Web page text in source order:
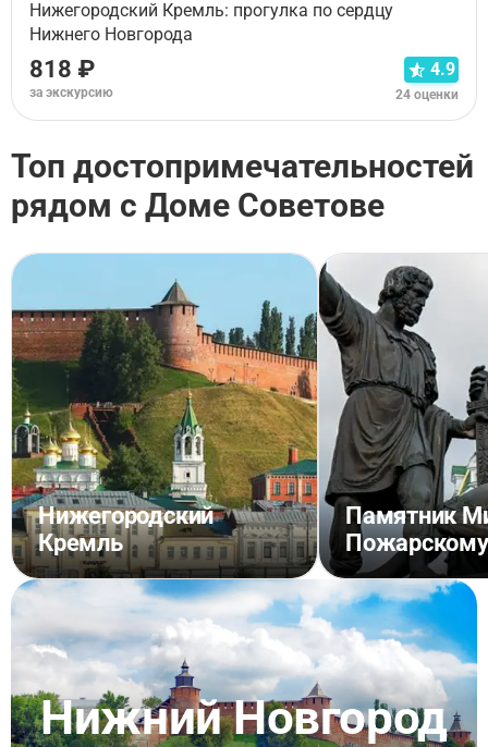
Нижегородский Кремль: прогулка по сердцу
Нижнего Новгорода
818 ₽
за экскурсию
4.9
24 оценки
Топ достопримечательностей
рядом с Доме Советове
Нижегородский
Кремль
Памятник
Пожарскому
Нижний Новгород